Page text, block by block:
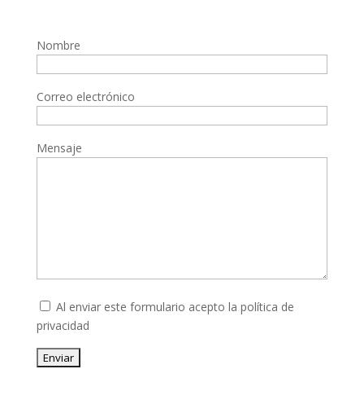
Nombre
Correo electrónico
Mensaje
Al enviar este formulario acepto la política de
privacidad
Enviar